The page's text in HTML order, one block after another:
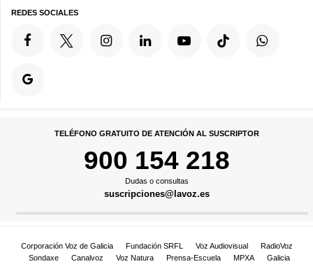
REDES SOCIALES
TELÉFONO GRATUITO DE ATENCIÓN AL SUSCRIPTOR
900 154 218
Dudas o consultas
suscripciones@lavoz.es
Corporación Voz de Galicia Fundación SRFL Voz Audiovisual
RadioVoz
Sondaxe
Canalvoz Voz Natura Prensa-Escuela MPXA Galicia